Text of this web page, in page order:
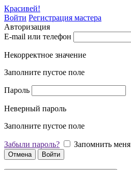
Красивей!
Войти Регистрация мастера
Авторизация
E-mail или телефон
Некорректное значение
Заполните пустое поле
Пароль
Неверный пароль
Заполните пустое поле
Забыли пароль? Запомнить меня
Отмена Войти